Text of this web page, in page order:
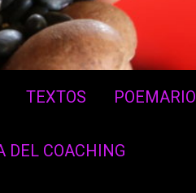
TEXTOS POEMARIO
DEL COACHING